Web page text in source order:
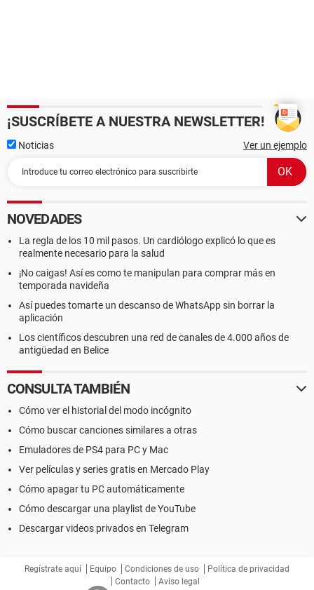
¡SUSCRÍBETE A NUESTRA NEWSLETTER!
Noticias Ver un ejemplo
NOVEDADES
La regla de los 10 mil pasos. Un cardiólogo explicó lo que es
realmente necesario para la salud
¡No caigas! Así es como te manipulan para comprar más en
temporada navideña
Así puedes tomarte un descanso de WhatsApp sin borrar la
aplicación
Los científicos descubren una red de canales de 4.000 años de
antigüedad en Belice
CONSULTA TAMBIÉN
Cómo ver el historial del modo incógnito
Cómo buscar canciones similares a otras
Emuladores de PS4 para PC y Mac
Ver películas y series gratis en Mercado Play
Cómo apagar tu PC automáticamente
Cómo descargar una playlist de YouTube
Descargar videos privados en Telegram
Regístrate aquí Equipo Condiciones de uso
Política de privacidad
Contacto
Aviso legal